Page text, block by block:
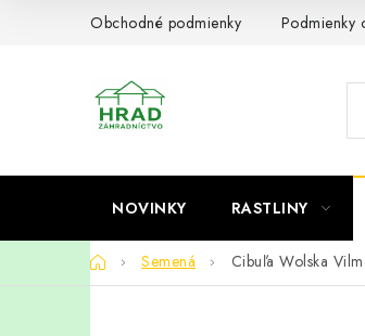
Obchodné podmienky Podmienky
NOVINKY RASTLINY
DomovSemená Cibuľa Wolska